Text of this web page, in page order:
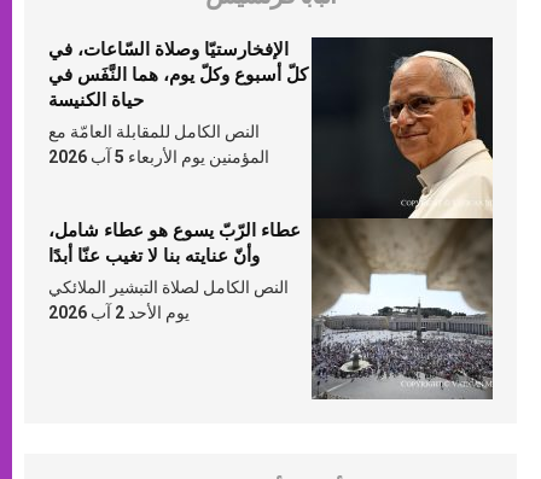
الإفخارستيّا وصلاة السّاعات، في
كلّ أسبوع وكلّ يوم، هما النَّفَس في
حياة الكنيسة
النص الكامل للمقابلة العامّة مع
المؤمنين يوم الأربعاء 5 آب 2026
عطاء الرّبّ يسوع هو عطاء شامل،
وأنّ عنايته بنا لا تغيب عنّا أبدًا
النص الكامل لصلاة التبشير الملائكي
يوم الأحد 2 آب 2026